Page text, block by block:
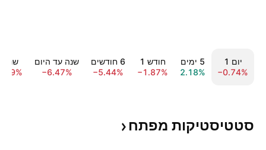
יום ‎1‎
−0.74%
‎5‎ ימים
2.18%
חודש ‎1‎
−1.87%
‎6‎ חודשים
−5.44%
שנה עד היום
−6.47%
שנה ‎1‎
סטטיסטיקות מפתח